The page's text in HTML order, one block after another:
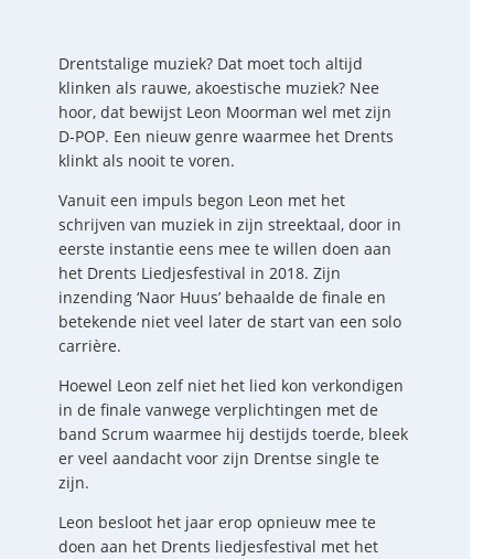
Drentstalige muziek? Dat moet toch altijd
klinken als rauwe, akoestische muziek? Nee
hoor, dat bewijst Leon Moorman wel met zijn
D-POP. Een nieuw genre waarmee het Drents
klinkt als nooit te voren.
Vanuit een impuls begon Leon met het
schrijven van muziek in zijn streektaal, door in
eerste instantie eens mee te willen doen aan
het Drents Liedjesfestival in 2018. Zijn
inzending ‘Naor Huus’ behaalde de finale en
betekende niet veel later de start van een solo
carrière.
Hoewel Leon zelf niet het lied kon verkondigen
in de finale vanwege verplichtingen met de
band Scrum waarmee hij destijds toerde, bleek
er veel aandacht voor zijn Drentse single te
zijn.
Leon besloot het jaar erop opnieuw mee te
doen aan het Drents liedjesfestival met het